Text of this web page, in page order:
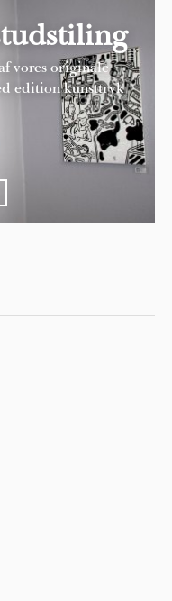
vores originale
edition kunsttryk